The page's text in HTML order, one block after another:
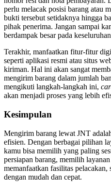
perlu melacak posisi barang atau
bukti tersebut setidaknya hingga
pihak penerima. Jangan sampai
berdampak besar pada
Terakhir, manfaatkan fitur-fitur
seperti aplikasi resmi atau situs
kiriman. Hal ini akan sangat
mengirim barang dalam jumlah
mengikuti langkah-langkah ini,
akan menjadi proses yang lebih
Kesimpulan
Mengirim barang lewat JNT
efisien. Dengan berbagai pilihan
kamu bisa memilih yang paling
persiapan barang, memilih
memanfaatkan fasilitas pelacakan,
dengan mudah dan cepat.